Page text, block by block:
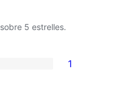
sobre 5 estrelles.
1